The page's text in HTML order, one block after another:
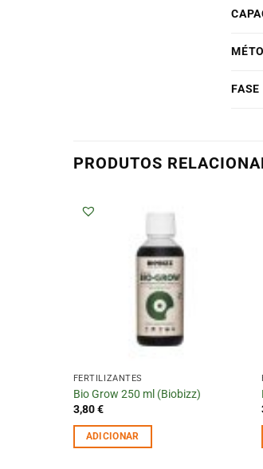
FASE
PRODUTOS
FERTILIZANTES
Bio Grow 250 ml (Biobizz)
3,80€
ADICIONAR